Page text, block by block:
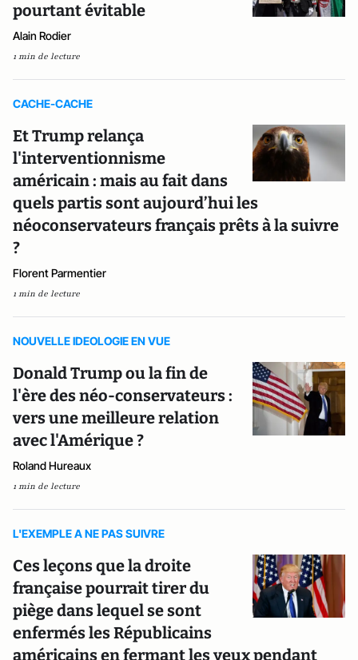
pourtant évitable
Alain Rodier
1 min de lecture
CACHE-CACHE
Et Trump relança
l'interventionnisme
américain : mais au fait dans
quels partis sont aujourd’hui les
néoconservateurs français prêts à la suivre
?
Florent Parmentier
1 min de lecture
NOUVELLE IDEOLOGIE EN VUE
Donald Trump ou la fin de
l'ère des néo-conservateurs :
vers une meilleure relation
avec l'Amérique ?
Roland Hureaux
1 min de lecture
L'EXEMPLE A NE PAS SUIVRE
Ces leçons que la droite
française pourrait tirer du
piège dans lequel se sont
enfermés les Républicains
américains en fermant les yeux pendant